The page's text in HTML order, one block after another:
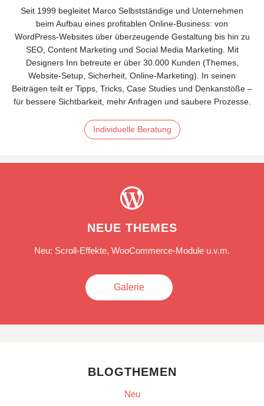
Seit 1999 begleitet Marco Selbstständige und Unternehmen
beim Aufbau eines profitablen Online‑Business: von
WordPress‑Websites über überzeugende Gestaltung bis hin zu
SEO, Content Marketing und Social Media Marketing. Mit
Designers Inn betreute er über 30.000 Kunden (Themes,
Website‑Setup, Sicherheit, Online‑Marketing). In seinen
Beiträgen teilt er Tipps, Tricks, Case Studies und Denkanstöße –
für bessere Sichtbarkeit, mehr Anfragen und saubere Prozesse.
Individuelle Beratung

NEUE THEMES
Neu: Scroll-Effekte, WooCommerce-Module u.v.m.
Galerie
BLOGTHEMEN
Neu